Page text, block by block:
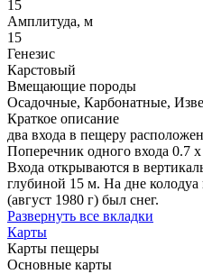
15
Амплитуда, м
15
Генезис
Карстовый
Вмещающие породы
Осадочные, Карбонатные,
Краткое описание
два входа в пещеру
Поперечник одного входа 0.7
Входа открываются в
глубиной 15 м. На дне
(август 1980 г) был снег.
Развернуть все вкладки
Карты
Карты пещеры
Основные карты